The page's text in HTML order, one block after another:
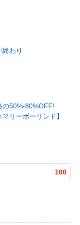
終わり
の50%-80%OFF!
マリーボーリンド】
100